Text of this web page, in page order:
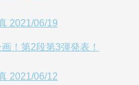
！第2段第3弾発表！